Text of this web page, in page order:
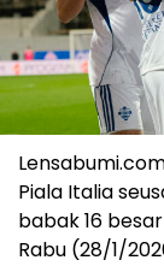
Piala Italia
babak 16
Rabu (28/1/